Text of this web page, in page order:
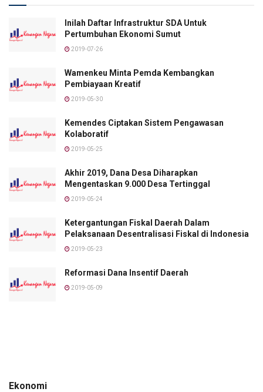
Inilah Daftar Infrastruktur SDA Untuk
Pertumbuhan Ekonomi Sumut
2019-07-26
Wamenkeu Minta Pemda Kembangkan
Pembiayaan Kreatif
2019-05-30
Kemendes Ciptakan Sistem Pengawasan
Kolaboratif
2019-05-25
Akhir 2019, Dana Desa Diharapkan
Mengentaskan 9.000 Desa Tertinggal
2019-05-24
Ketergantungan Fiskal Daerah Dalam
Pelaksanaan Desentralisasi Fiskal di Indonesia
2019-05-23
Reformasi Dana Insentif Daerah
2019-05-09
Ekonomi